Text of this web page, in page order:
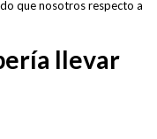
que nosotros respecto a
llevar